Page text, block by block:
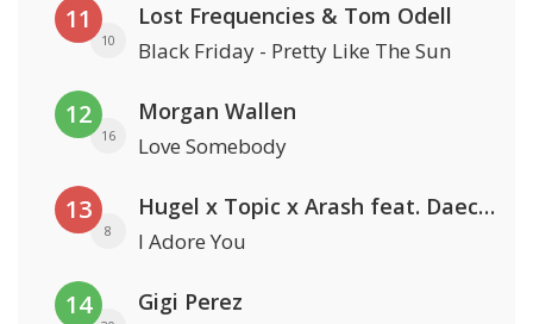
11
10
Lost Frequencies & Tom Odell
Black Friday - Pretty Like The Sun
12
16
Morgan Wallen
Love Somebody
13
8
Hugel x Topic x Arash feat. Daecolm
I Adore You
14 Gigi Perez